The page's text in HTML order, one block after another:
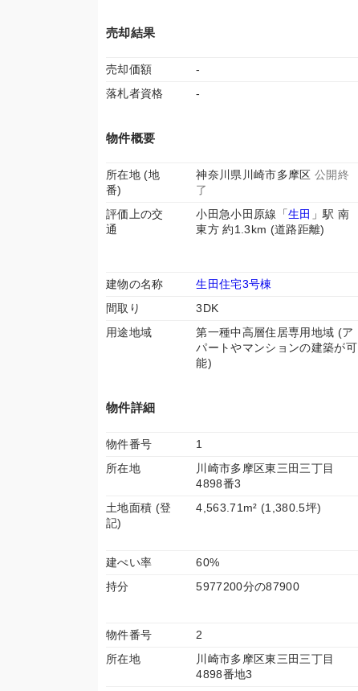
売却結果
売却価額 -
落札者資格
-
物件概要
所在地 (地
番)
神奈川県川崎市多摩区公開終
了
評価上の交
通
小田急小田原線「生田 」駅 南
東方 約1.3km (道路距離)
建物の名称
生田住宅3号棟
間取り
3DK
用途地域
第一種中高層住居専用地域 (ア
パートやマンションの建築が可
能)
物件詳細
物件番号 1
所在地
川崎市多摩区東三田三丁目
4898番3
土地面積 (登
記)
4,563.71m² (1,380.5坪)
建ぺい率
60%
持分
5977200分の87900
物件番号 2
所在地
川崎市多摩区東三田三丁目
4898番地3